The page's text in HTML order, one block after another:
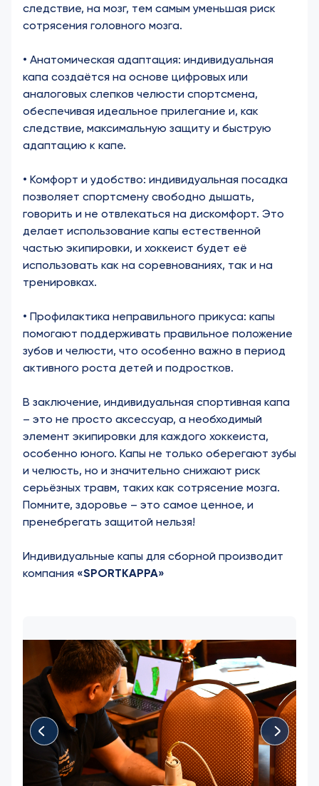
следствие, на мозг, тем самым уменьшая риск
сотрясения головного мозга.
• Анатомическая адаптация: индивидуальная
капа создаётся на основе цифровых или
аналоговых слепков челюсти спортсмена,
обеспечивая идеальное прилегание и, как
следствие, максимальную защиту и быструю
адаптацию к капе.
• Комфорт и удобство: индивидуальная посадка
позволяет спортсмену свободно дышать,
говорить и не отвлекаться на дискомфорт. Это
делает использование капы естественной
частью экипировки, и хоккеист будет её
использовать как на соревнованиях, так и на
тренировках.
• Профилактика неправильного прикуса: капы
помогают поддерживать правильное положение
зубов и челюсти, что особенно важно в период
активного роста детей и подростков.
В заключение, индивидуальная спортивная капа
– это не просто аксессуар, а необходимый
элемент экипировки для каждого хоккеиста,
особенно юного. Капы не только оберегают зубы
и челюсть, но и значительно снижают риск
серьёзных травм, таких как сотрясение мозга.
Помните, здоровье – это самое ценное, и
пренебрегать защитой нельзя!
Индивидуальные капы для сборной производит
компания «SPORTKAPPA»